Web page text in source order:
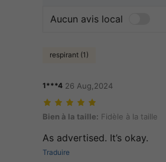
Aucun avis local
respirant (1)
1***4 26 Aug,2024
Bien à la taille: Fidèle à la taille,
Bien à la taille: Fidèle à la taille
As advertised. It’s okay.
Traduire